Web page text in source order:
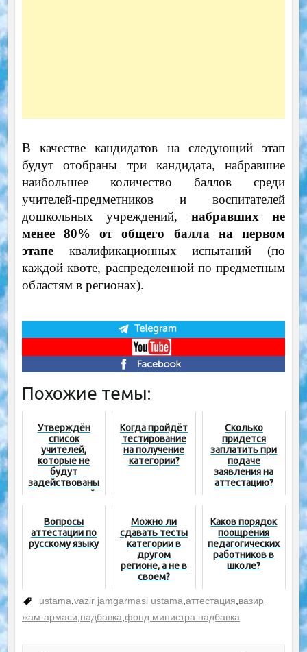
В качестве кандидатов на следующий этап
будут отобраны три кандидата, набравшие
наибольшее количество баллов среди
учителей-предметников и воспитателей
дошкольных учреждений, набравших не
менее 80% от общего балла на первом
этапеквалификационных испытаний (по
каждой квоте, распределенной по предметным
областям в регионах).
Похожие темы:
Утверждён
список
учителей,
которые не
будут
задействованы
в следующей
аттестации
Когда пройдёт
тестирование
на получение
категории?
Сколько
придется
заплатить при
подаче
заявления на
аттестацию?
Вопросы
аттестации по
русскому языку
Можно ли
сдавать тесты
категории в
другом
регионе, а не в
своем?
Каков порядок
поощрения
педагогических
работников в
школе?
ustama vazir jamgarmasi ustama аттестация вазир
жам-армаси надбавка фонд министра надбавка